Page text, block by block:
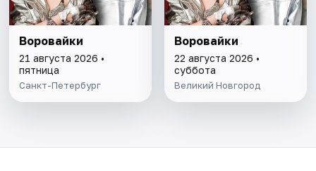
Воровайки
21 августа 2026 •
пятница
Санкт-Петербург
Воровайки
22 августа 2026 •
суббота
Великий Новгород